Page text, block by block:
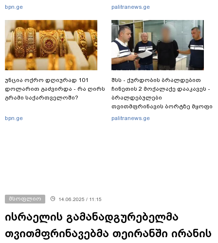
bpn.ge
უნცია ოქრო დღიურად 101
დოლარით გაძვირდა - რა ღირს
გრამი საქართველოში?
bpn.ge
იერიში მიიტანეს, რასაც
palitranews.ge
შსს - ქურდობის ბრალდებით
ჩინეთის 2 მოქალაქე დააკავეს -
ბრალდებულები
თვითმფრინავის ბორტზე მყოფი
ორი მგზავრის კუთვნილ 7 800
palitranews.ge
მსოფლიო 14.06.2025 / 11:15
ისრაელის გამანადგურებელმა
თვითმფრინავებმა თეირანში ირანის